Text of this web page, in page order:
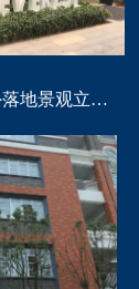
创投园区户外落地景观立体字大型标识制作